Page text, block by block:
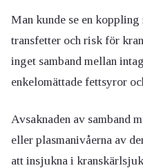
Man kunde se en
transfetter och risk för
inget samband mellan
enkelomättade fettsyror
Avsaknaden av samband
eller plasmanivåerna av
att insjukna i